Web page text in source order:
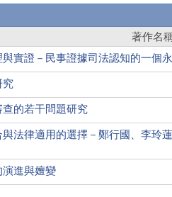
著作名
與實證－民事證據司法認知的一個
究
的若干問題研究
法律適用的選擇－鄭行國、李玲
進與嬗變